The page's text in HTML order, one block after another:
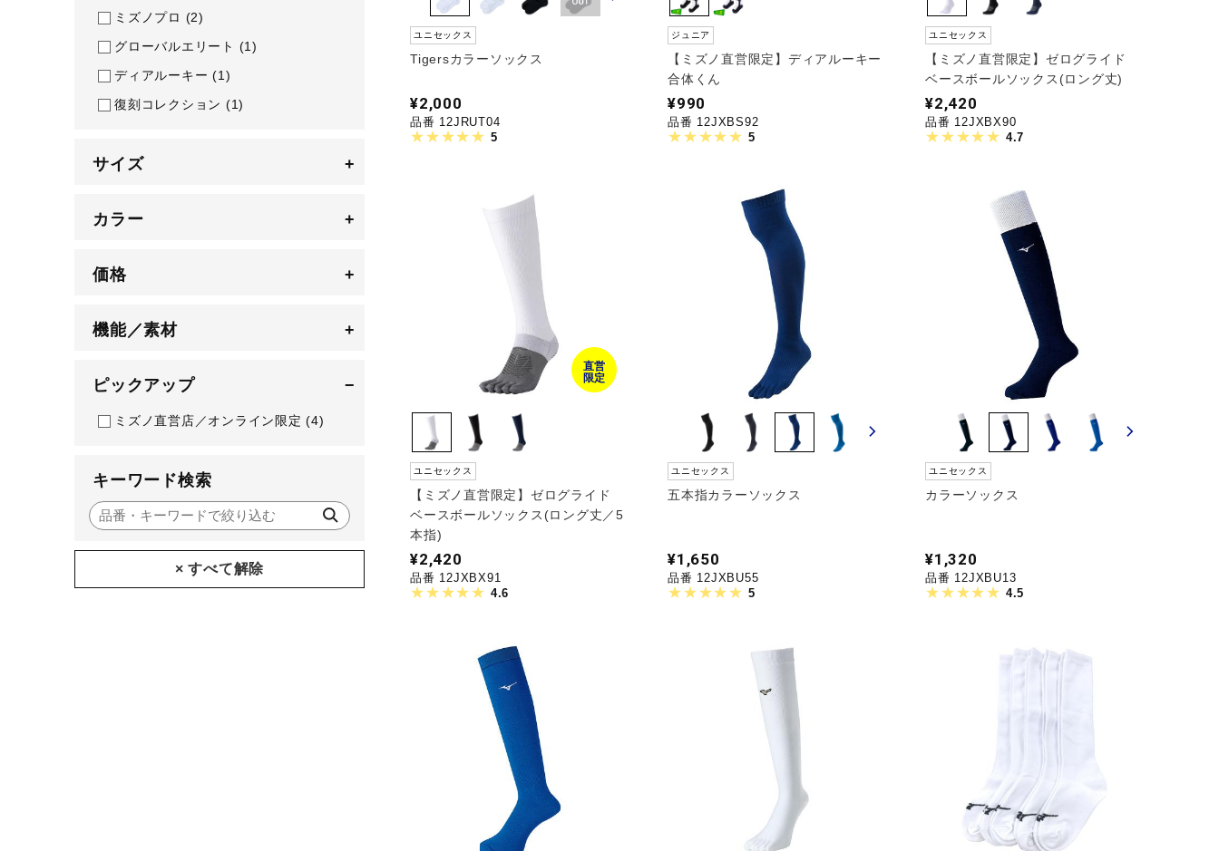
ミズノプロ (2)
グローバルエリート (1)
ディアルーキー (1)
復刻コレクション (1)
サイズ +
カラー +
価格 +
機能／素材 +
ピックアップ −
ミズノ直営店／オンライン限定 (4)
キーワード検索
× すべて解除
ユニセックス
Tigersカラーソックス
¥2,000
品番 12JRUT04
5
ジュニア
【ミズノ直営限定】ディアルーキー
合体くん
¥990
品番 12JXBS92
5
ユニセックス
【ミズノ直営限定】ゼログライド
ベースボールソックス(ロング丈)
¥2,420
品番 12JXBX90
4.7
直営
限定
ユニセックス
【ミズノ直営限定】ゼログライド
ベースボールソックス(ロング丈／5
本指)
¥2,420
品番 12JXBX91
4.6
ユニセックス
五本指カラーソックス
¥1,650
品番 12JXBU55
5
ユニセックス
カラーソックス
¥1,320
品番 12JXBU13
4.5